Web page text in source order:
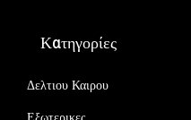
Κατηγορίες
Δελτιου Καιρου